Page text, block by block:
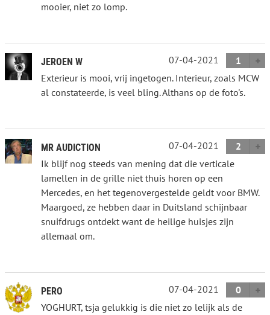
mooier, niet zo lomp.
JEROEN W 07-04-2021
1
Exterieur is mooi, vrij ingetogen. Interieur, zoals MCW
al constateerde, is veel bling. Althans op de foto's.
MR AUDICTION 07-04-2021
2
Ik blijf nog steeds van mening dat die verticale
lamellen in de grille niet thuis horen op een
Mercedes, en het tegenovergestelde geldt voor BMW.
Maargoed, ze hebben daar in Duitsland schijnbaar
snuifdrugs ontdekt want de heilige huisjes zijn
allemaal om.
PERO 07-04-2021
0
YOGHURT, tsja gelukkig is die niet zo lelijk als de